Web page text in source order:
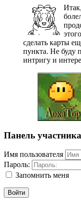
сделать карты
пункта. Не буду
интригу и
Панель участника
Имя пользователя
Пароль:
Запомнить меня
Войти